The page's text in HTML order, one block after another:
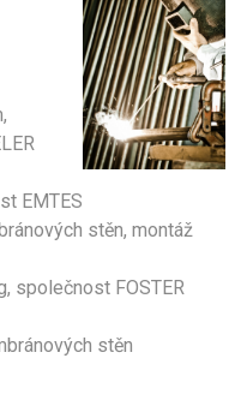
EMTES
stěn, montáž
společnost FOSTER
stěn